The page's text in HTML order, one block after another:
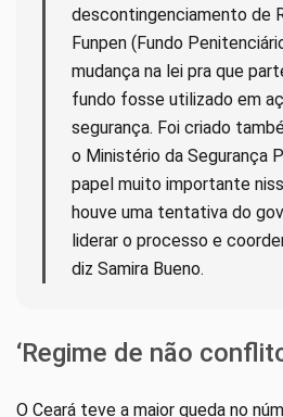
descontingenciamento de
Funpen (Fundo
mudança na lei pra que
fundo fosse utilizado em
segurança. Foi criado
o Ministério da Segurança
papel muito importante
houve uma tentativa do
liderar o processo e
diz Samira Bueno.
‘Regime de não
O Ceará teve a maior queda no